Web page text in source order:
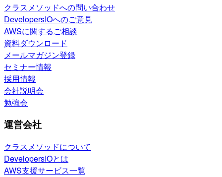
クラスメソッドへの問い合わせ
DevelopersIOへのご意見
AWSに関するご相談
資料ダウンロード
メールマガジン登録
セミナー情報
採用情報
会社説明会
勉強会
運営会社
クラスメソッドについて
DevelopersIOとは
AWS支援サービス一覧